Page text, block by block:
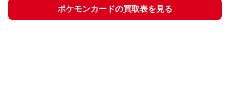
ポケモンカードの買取表を見る